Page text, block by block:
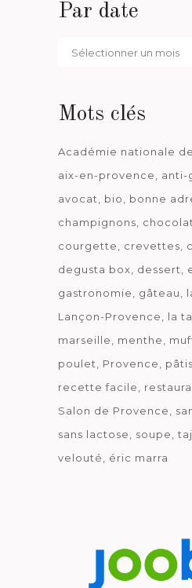
Par date
Par
Mots clés
Académie nationale
aix-en-provence
anti-
avocat
bio bonne
champignons
chocolat
courgette
crevettes
degusta box
dessert
gastronomie
gâteau
Lançon-Provence
la
marseille
menthe
poulet
Provence
recette facile
Salon de Provence
sans lactose
soupe
velouté
éric marra